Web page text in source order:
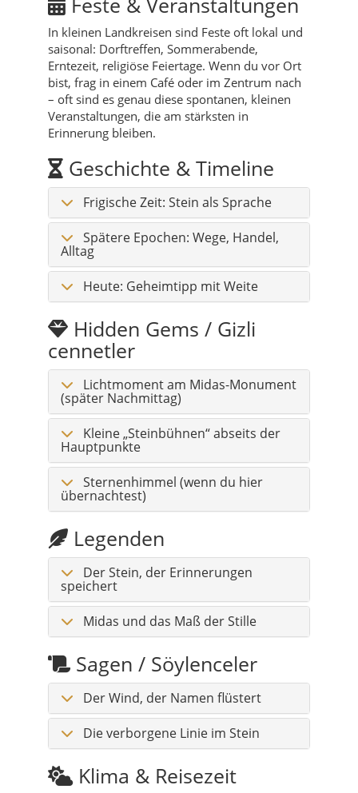
In kleinen Landkreisen sind Feste oft lokal und
saisonal: Dorftreffen, Sommerabende,
Erntezeit, religiöse Feiertage. Wenn du vor Ort
bist, frag in einem Café oder im Zentrum nach
– oft sind es genau diese spontanen, kleinen
Veranstaltungen, die am stärksten in
Erinnerung bleiben.
Geschichte & Timeline
Frigische Zeit: Stein als Sprache
Spätere Epochen: Wege, Handel,
Alltag
Heute: Geheimtipp mit Weite
Hidden Gems / Gizli
cennetler
Lichtmoment am Midas-Monument
(später Nachmittag)
Kleine „Steinbühnen“ abseits der
Hauptpunkte
Sternenhimmel (wenn du hier
übernachtest)
Legenden
Der Stein, der Erinnerungen
speichert
Midas und das Maß der Stille
Sagen / Söylenceler
Der Wind, der Namen flüstert
Die verborgene Linie im Stein
Klima & Reisezeit